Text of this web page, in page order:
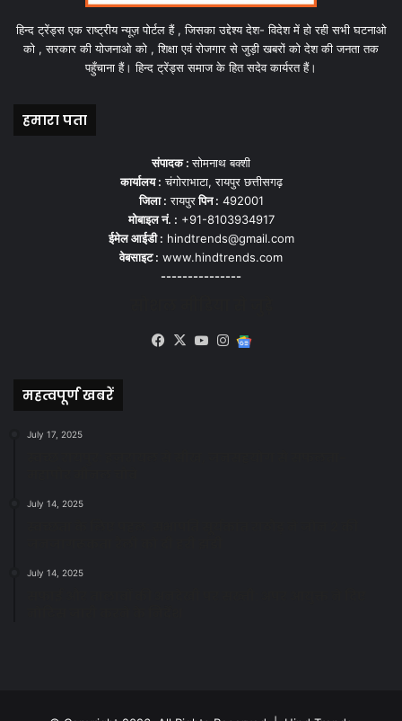
हिन्द ट्रेंड्स एक राष्ट्रीय न्यूज़ पोर्टल हैं , जिसका उद्देश्य देश- विदेश में हो रही सभी घटनाओ
को , सरकार की योजनाओ को , शिक्षा एवं रोजगार से जुड़ी खबरों को देश की जनता तक
पहुँचाना हैं। हिन्द ट्रेंड्स समाज के हित सदेव कार्यरत हैं।
हमारा पता
संपादक :सोमनाथ बक्शी
कार्यालय : चंगोराभाटा, रायपुर छत्तीसगढ़
जिला : रायपुरपिन : 492001
मोबाइल नं. : +91-8103934917
ईमेल आईडी : hindtrends@gmail.com
वेबसाइट : www.hindtrends.com
---------------
Facebook
X YouTubeInstagram
महत्वपूर्ण खबरें
July 17, 2025
July 14, 2025
July 14, 2025